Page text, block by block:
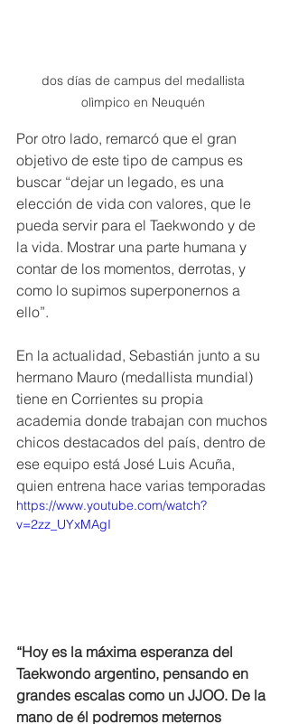
dos días de campus del medallista
olìmpico en Neuquén
Por otro lado, remarcó que el gran
objetivo de este tipo de campus es
buscar “dejar un legado, es una
elección de vida con valores, que le
pueda servir para el Taekwondo y de
la vida. Mostrar una parte humana y
contar de los momentos, derrotas, y
como lo supimos superponernos a
ello”.
En la actualidad, Sebastián junto a su
hermano Mauro (medallista mundial)
tiene en Corrientes su propia
academia donde trabajan con muchos
chicos destacados del país, dentro de
ese equipo está José Luis Acuña,
quien entrena hace varias temporadas
https://www.youtube.com/watch?
v=2zz_UYxMAgI
“Hoy es la máxima esperanza del
Taekwondo argentino, pensando en
grandes escalas como un JJOO. De la
mano de él podremos meternos